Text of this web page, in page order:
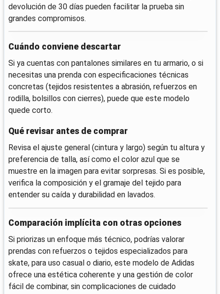
devolución de 30 días pueden facilitar la prueba sin
grandes compromisos.
Cuándo conviene descartar
Si ya cuentas con pantalones similares en tu armario, o si
necesitas una prenda con especificaciones técnicas
concretas (tejidos resistentes a abrasión, refuerzos en
rodilla, bolsillos con cierres), puede que este modelo
quede corto.
Qué revisar antes de comprar
Revisa el ajuste general (cintura y largo) según tu altura y
preferencia de talla, así como el color azul que se
muestre en la imagen para evitar sorpresas. Si es posible,
verifica la composición y el gramaje del tejido para
entender su caída y durabilidad en lavados.
Comparación implícita con otras opciones
Si priorizas un enfoque más técnico, podrías valorar
prendas con refuerzos o tejidos especializados para
skate, para uso casual o diario, este modelo de Adidas
ofrece una estética coherente y una gestión de color
fácil de combinar, sin complicaciones de cuidado